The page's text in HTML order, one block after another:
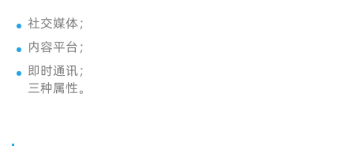
社交媒体；
内容平台；
即时通讯；
三种属性。